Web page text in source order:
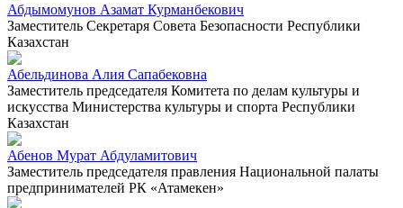
Абдымомунов Азамат Курманбекович
Заместитель Секретаря Совета Безопасности Республики
Казахстан
Абельдинова Алия Сапабековна
Заместитель председателя Комитета по делам культуры и
искусства Министерства культуры и спорта Республики
Казахстан
Абенов Мурат Абдуламитович
Заместитель председателя правления Национальной палаты
предпринимателей РК «Атамекен»